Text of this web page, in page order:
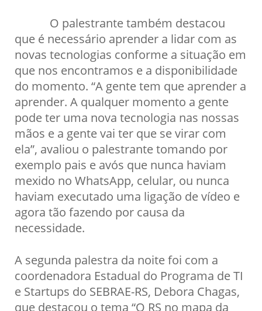
O palestrante também destacou
que é necessário aprender a lidar com as
novas tecnologias conforme a situação em
que nos encontramos e a disponibilidade
do momento. “A gente tem que aprender a
aprender. A qualquer momento a gente
pode ter uma nova tecnologia nas nossas
mãos e a gente vai ter que se virar com
ela”, avaliou o palestrante tomando por
exemplo pais e avós que nunca haviam
mexido no WhatsApp, celular, ou nunca
haviam executado uma ligação de vídeo e
agora tão fazendo por causa da
necessidade.
A segunda palestra da noite foi com a
coordenadora Estadual do Programa de TI
e Startups do SEBRAE-RS, Debora Chagas,
que destacou o tema “O RS no mapa da